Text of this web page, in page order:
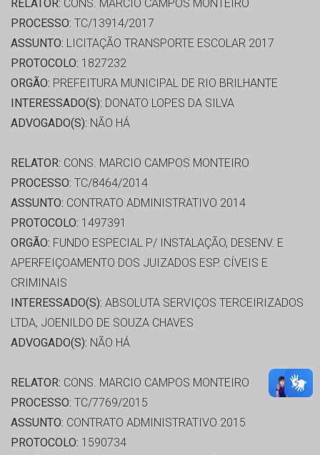
RELATOR: CONS. MARCIO CAMPOS MONTEIRO
PROCESSO: TC/13914/2017
ASSUNTO: LICITAÇÃO TRANSPORTE ESCOLAR 2017
PROTOCOLO: 1827232
ORGÃO: PREFEITURA MUNICIPAL DE RIO BRILHANTE
INTERESSADO(S): DONATO LOPES DA SILVA
ADVOGADO(S): NÃO HÁ
RELATOR: CONS. MARCIO CAMPOS MONTEIRO
PROCESSO: TC/8464/2014
ASSUNTO: CONTRATO ADMINISTRATIVO 2014
PROTOCOLO: 1497391
ORGÃO: FUNDO ESPECIAL P/ INSTALAÇÃO, DESENV. E
APERFEIÇOAMENTO DOS JUIZADOS ESP. CÍVEIS E
CRIMINAIS
INTERESSADO(S): ABSOLUTA SERVIÇOS TERCEIRIZADOS
LTDA, JOENILDO DE SOUZA CHAVES
ADVOGADO(S): NÃO HÁ
RELATOR: CONS. MARCIO CAMPOS MONTEIRO
PROCESSO: TC/7769/2015
ASSUNTO: CONTRATO ADMINISTRATIVO 2015
PROTOCOLO: 1590734